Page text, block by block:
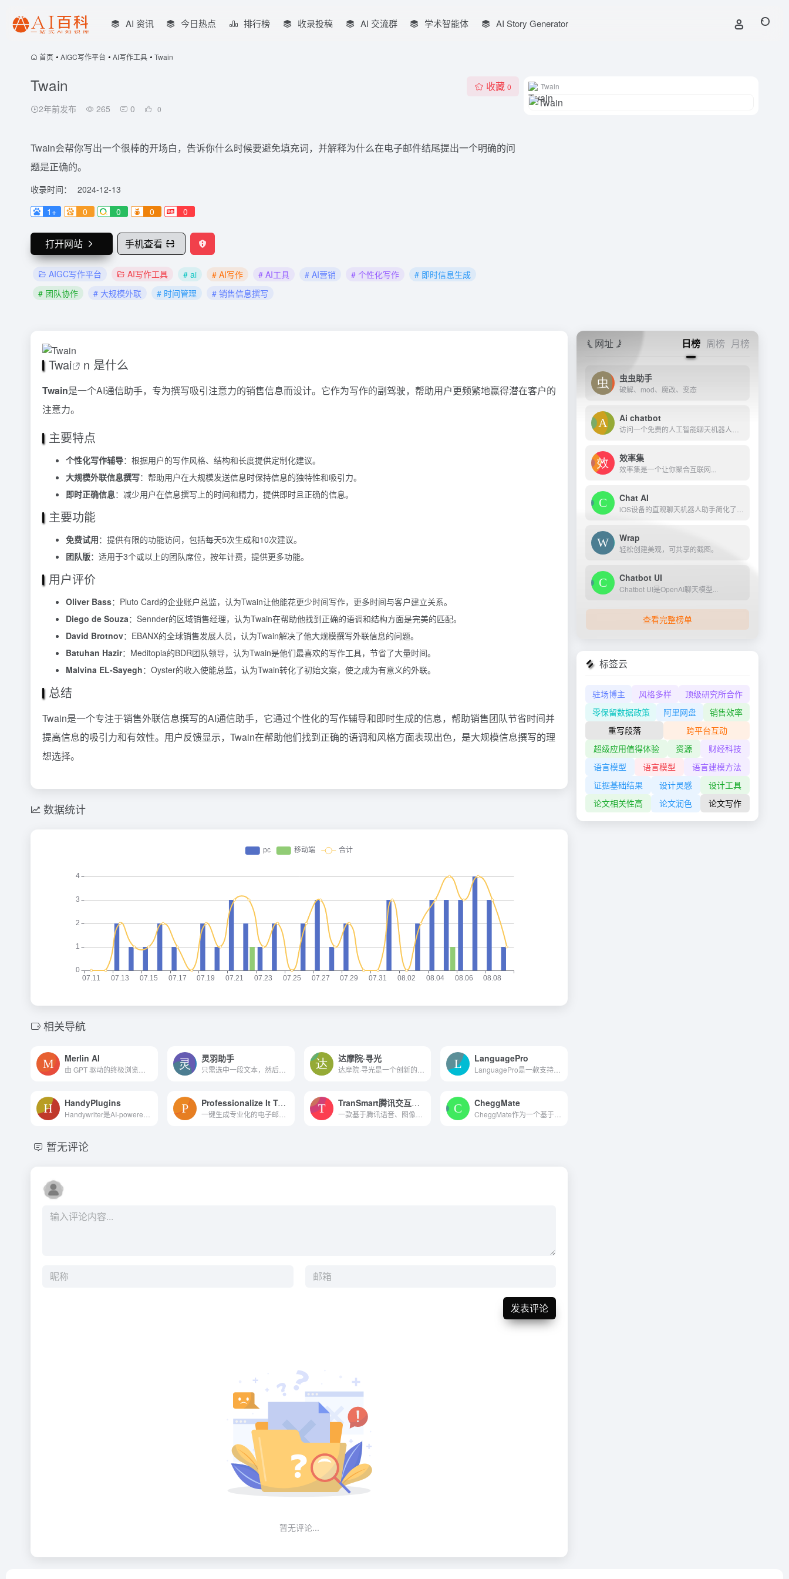
AI 资讯 今日热点 排行榜 收录投稿 AI 交流群 学术智能体 AI Story Generator
首页 • AIGC写作平台 • AI写作工具 • Twain
Twain
2年前发布 265 0 0
收藏 0
Twain会帮你写出一个很棒的开场白，告诉你什么时候要避免填充词，并解释为什么在电子邮件结尾提出一个明确的问
题是正确的。
收录时间：
2024-12-13
1+
0 0 0 0
打开网站 手机查看
AIGC写作平台 AI写作工具 # ai # AI写作 # AI工具 # AI营销 # 个性化写作
# 即时信息生成
# 团队协作
# 大规模外联 # 时间管理 # 销售信息撰写
Twain
Twai n 是什么
Twain是一个AI通信助手，专为撰写吸引注意力的销售信息而设计。它作为写作的副驾驶，帮助用户更频繁地赢得潜在客户的
注意力。
主要特点
个性化写作辅导：根据用户的写作风格、结构和长度提供定制化建议。
大规模外联信息撰写：帮助用户在大规模发送信息时保持信息的独特性和吸引力。
即时正确信息：减少用户在信息撰写上的时间和精力，提供即时且正确的信息。
主要功能
免费试用：提供有限的功能访问，包括每天5次生成和10次建议。
团队版：适用于3个或以上的团队席位，按年计费，提供更多功能。
用户评价
Oliver Bass：Pluto Card的企业账户总监，认为Twain让他能花更少时间写作，更多时间与客户建立关系。
Diego de Souza：Sennder的区域销售经理，认为Twain在帮助他找到正确的语调和结构方面是完美的匹配。
David Brotnov：EBANX的全球销售发展人员，认为Twain解决了他大规模撰写外联信息的问题。
Batuhan Hazir：Meditopia的BDR团队领导，认为Twain是他们最喜欢的写作工具，节省了大量时间。
Malvina EL-Sayegh：Oyster的收入使能总监，认为Twain转化了初始文案，使之成为有意义的外联。
总结
Twain是一个专注于销售外联信息撰写的AI通信助手，它通过个性化的写作辅导和即时生成的信息，帮助销售团队节省时间并
提高信息的吸引力和有效性。用户反馈显示，Twain在帮助他们找到正确的语调和风格方面表现出色，是大规模信息撰写的理
想选择。
数据统计
相关导航
Merlin AI 灵羽助手
只需选中一段文本，然后点击悬浮按钮即可一键润色、解释、翻译或debug，无需复制粘贴
达摩院·寻光 LanguagePro
HandyPlugins Professionalize It To Me TranSmart腾讯交互翻译 CheggMate
暂无评论
发表评论
暂无评论...
网址 日榜 周榜 月榜
虫虫助手
破解、mod、魔改、变态
Ai chatbot
效率集
效率集是一个让你聚合互联网...
Chat AI
Wrap
轻松创建美观，可共享的截图。
Chatbot UI
Chatbot UI是OpenAI聊天模型...
查看完整榜单
标签云
驻场博主 风格多样
顶级研究所合作
零保留数据政策
阿里网盘
销售效率
重写段落
跨平台互动
超级应用值得体验
资源
财经科技
语言模型
语言模型
语言建模方法
证据基础结果
设计灵感
设计工具
论文相关性高
论文润色 论文写作